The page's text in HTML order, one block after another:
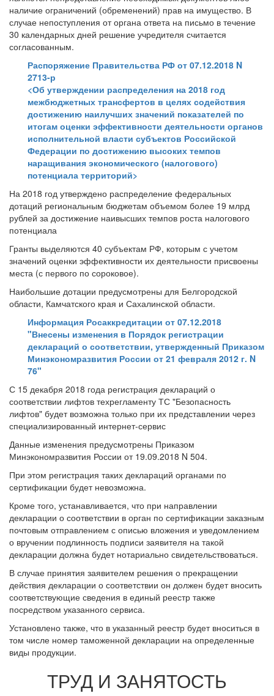
наличие ограничений (обременений) прав на имущество. В
случае непоступления от органа ответа на письмо в течение
30 календарных дней решение учредителя считается
согласованным.
Распоряжение Правительства РФ от 07.12.2018 N
2713-р
<Об утверждении распределения на 2018 год
межбюджетных трансфертов в целях содействия
достижению наилучших значений показателей по
итогам оценки эффективности деятельности органов
исполнительной власти субъектов Российской
Федерации по достижению высоких темпов
наращивания экономического (налогового)
потенциала территорий>
На 2018 год утверждено распределение федеральных
дотаций региональным бюджетам объемом более 19 млрд
рублей за достижение наивысших темпов роста налогового
потенциала
Гранты выделяются 40 субъектам РФ, которым с учетом
значений оценки эффективности их деятельности присвоены
места (с первого по сороковое).
Наибольшие дотации предусмотрены для Белгородской
области, Камчатского края и Сахалинской области.
Информация Росаккредитации от 07.12.2018
"Внесены изменения в Порядок регистрации
деклараций о соответствии, утвержденный Приказом
Минэкономразвития России от 21 февраля 2012 г. N
76"
С 15 декабря 2018 года регистрация деклараций о
соответствии лифтов техрегламенту ТС "Безопасность
лифтов" будет возможна только при их представлении через
специализированный интернет-сервис
Данные изменения предусмотрены Приказом
Минэкономразвития России от 19.09.2018 N 504.
При этом регистрация таких деклараций органами по
сертификации будет невозможна.
Кроме того, устанавливается, что при направлении
декларации о соответствии в орган по сертификации заказным
почтовым отправлением с описью вложения и уведомлением
о вручении подлинность подписи заявителя на такой
декларации должна будет нотариально свидетельствоваться.
В случае принятия заявителем решения о прекращении
действия декларации о соответствии он должен будет вносить
соответствующие сведения в единый реестр также
посредством указанного сервиса.
Установлено также, что в указанный реестр будет вноситься в
том числе номер таможенной декларации на определенные
виды продукции.
ТРУД И ЗАНЯТОСТЬ